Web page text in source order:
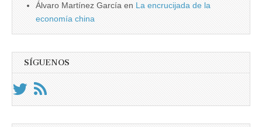
Álvaro Martínez García en La encrucijada de la
economía china
SÍGUENOS